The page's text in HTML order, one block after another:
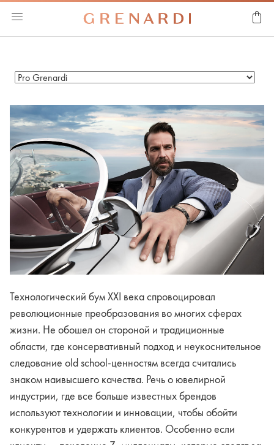
Технологический бум XXI века спровоцировал
революционные преобразования во многих сферах
жизни. Не обошел он стороной и традиционные
области, где консервативный подход и неукоснительное
следование old school-ценностям всегда считались
знаком наивысшего качества. Речь о ювелирной
индустрии, где все больше известных брендов
используют технологии и инновации, чтобы обойти
конкурентов и удержать клиентов. Особенно если